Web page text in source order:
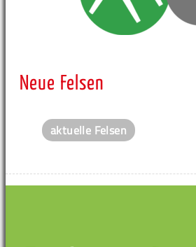
Neue Felsen
aktuelle Felsen